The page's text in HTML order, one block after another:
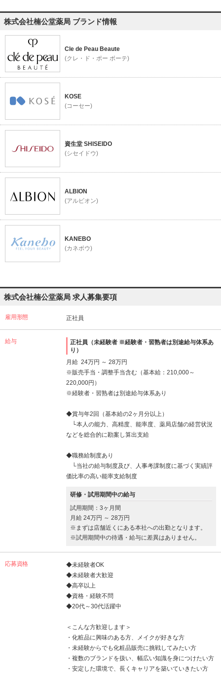
株式会社楠公堂薬局 ブランド情報
Cle de Peau Beaute
(クレ・ド・ポー ボーテ)
KOSE
(コーセー)
資生堂 SHISEIDO
(シセイドウ)
ALBION
(アルビオン)
KANEBO
(カネボウ)
株式会社楠公堂薬局 求人募集要項
雇用形態 正社員
給与
正社員（未経験者 ※経験者・習熟者は別途給与体系あ
り）
月給 24万円 ～ 28万円
※販売手当・調整手当含む（基本給：210,000～
220,000円）
※経験者・習熟者は別途給与体系あり
◆賞与年2回（基本給の2ヶ月分以上）
└本人の能力、高精度、能率度、薬局店舗の経営状況
などを総合的に勘案し算出支給
◆職務給制度あり
└当社の給与制度及び、人事考課制度に基づく実績評
価比率の高い能率支給制度
研修・試用期間中の給与
試用期間：3ヶ月間
月給 24万円 ～ 28万円
※まずは店舗近くにある本社への出勤となります。
※試用期間中の待遇・給与に差異はありません。
応募資格
◆未経験者OK
◆未経験者大歓迎
◆高卒以上
◆資格・経験不問
◆20代～30代活躍中
＜こんな方歓迎します＞
・化粧品に興味のある方、メイクが好きな方
・未経験からでも化粧品販売に挑戦してみたい方
・複数のブランドを扱い、幅広い知識を身につけたい方
・安定した環境で、長くキャリアを築いていきたい方